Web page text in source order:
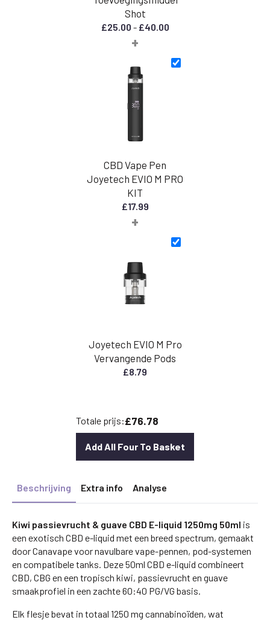
Shot
£25.00 - £40.00Prijsklasse:
tot
+
CBD Vape Pen
Joyetech EVIO M PRO
KIT
£17.99
+
Joyetech EVIO M Pro
Vervangende Pods
£8.79
Totale prijs:£76.78
Add All Four To Basket
Beschrijving Extra info Analyse
Kiwi passievrucht & guave CBD E-liquid 1250mg 50ml is
een exotisch CBD e-liquid met een breed spectrum, gemaakt
door Canavape voor navulbare vape-pennen, pod-systemen
en compatibele tanks. Deze 50ml CBD e-liquid combineert
CBD, CBG en een tropisch kiwi, passievrucht en guave
smaakprofiel in een zachte 60:40 PG/VG basis.
Elk flesje bevat in totaal 1250 mg cannabinoïden, wat